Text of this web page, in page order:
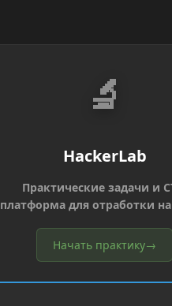
🔬
HackerLab
Практические задачи и
платформа для отработки
Начать практику→